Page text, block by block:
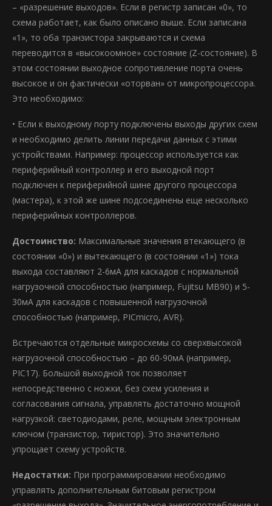
– «разрешение выходов». Если в регистр записан «0», то
схема работает, как было описано выше. Если записана
«1», то оба транзистора закрываются и схема
переводится в «высокоомное» состояние (Z-состояние). В
этом состоянии выходное сопротивление порта очень
высокое и он фактически «оторван» от микропроцессора.
Это необходимо:
• Если к выходному порту подключены выходы других схем
и необходимо делить линии передачи данных с этими
устройствами. Например: процессор используется как
периферийный контроллер и его выходной порт
подключен к периферийной шине другого процессора
(мастера), к этой же шине подсоединены еще несколько
периферийных контроллеров.
Достоинство: Максимальные значения втекающего (в
состоянии «0») и вытекающего (в состоянии «1») тока
выхода составляют 2-6мА для каскадов с нормальной
нагрузочной способностью (например, Fujitsu MB90) и 5-
30мА для каскадов с повышенной нагрузочной
способностью (например, PICmicro, AVR).
Встречаются отдельные микросхемы со сверхвысокой
нагрузочной способностью – до 60-90мА (например,
PIC17). Большой выходной ток позволяет
непосредственно с ножки, без схем усиления и
согласования сигнала, управлять достаточно мощной
нагрузкой: светодиодами, реле, мощным электронным
ключом (транзистор, тиристор). Это значительно
упрощает схему устройств.
Недостатки: При программировании необходимо
управлять дополнительным битовым регистром